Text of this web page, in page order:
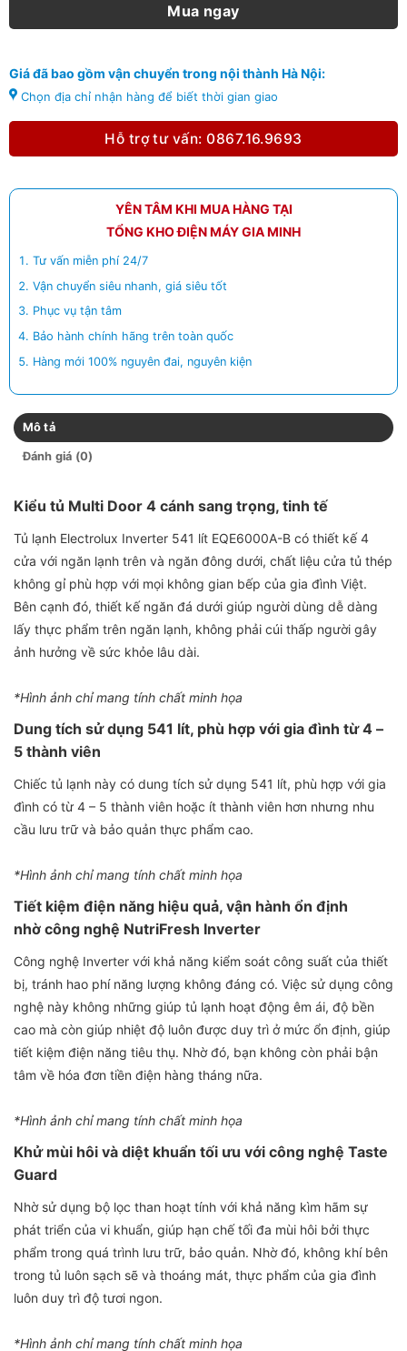
Mua ngay
Giá đã bao gồm vận chuyển trong nội thành Hà Nội:
Chọn địa chỉ nhận hàng để biết thời gian giao
Hỗ trợ tư vấn: 0867.16.9693
YÊN TÂM KHI MUA HÀNG TẠI
TỔNG KHO ĐIỆN MÁY GIA MINH
Tư vấn miễn phí 24/7
Vận chuyển siêu nhanh, giá siêu tốt
Phục vụ tận tâm
Bảo hành chính hãng trên toàn quốc
Hàng mới 100% nguyên đai, nguyên kiện
Mô tả
Đánh giá (0)
Kiểu tủ Multi Door 4 cánh sang trọng, tinh tế
Tủ lạnh Electrolux Inverter 541 lít EQE6000A-B có thiết kế 4
cửa với ngăn lạnh trên và ngăn đông dưới, chất liệu cửa tủ thép
không gỉ phù hợp với mọi không gian bếp của gia đình Việt.
Bên cạnh đó, thiết kế ngăn đá dưới giúp người dùng dễ dàng
lấy thực phẩm trên ngăn lạnh, không phải cúi thấp người gây
ảnh hưởng về sức khỏe lâu dài.
*Hình ảnh chỉ mang tính chất minh họa
Dung tích sử dụng 541 lít, phù hợp với gia đình từ 4 –
5 thành viên
Chiếc tủ lạnh này có dung tích sử dụng 541 lít, phù hợp với gia
đình có từ 4 – 5 thành viên hoặc ít thành viên hơn nhưng nhu
cầu lưu trữ và bảo quản thực phẩm cao.
*Hình ảnh chỉ mang tính chất minh họa
Tiết kiệm điện năng hiệu quả, vận hành ổn định
nhờ công nghệ NutriFresh Inverter
Công nghệ Inverter với khả năng kiểm soát công suất của thiết
bị, tránh hao phí năng lượng không đáng có. Việc sử dụng công
nghệ này không những giúp tủ lạnh hoạt động êm ái, độ bền
cao mà còn giúp nhiệt độ luôn được duy trì ở mức ổn định, giúp
tiết kiệm điện năng tiêu thụ. Nhờ đó, bạn không còn phải bận
tâm về hóa đơn tiền điện hàng tháng nữa.
*Hình ảnh chỉ mang tính chất minh họa
Khử mùi hôi và diệt khuẩn tối ưu với công nghệ Taste
Guard
Nhờ sử dụng bộ lọc than hoạt tính với khả năng kìm hãm sự
phát triển của vi khuẩn, giúp hạn chế tối đa mùi hôi bởi thực
phẩm trong quá trình lưu trữ, bảo quản. Nhờ đó, không khí bên
trong tủ luôn sạch sẽ và thoáng mát, thực phẩm của gia đình
luôn duy trì độ tươi ngon.
*Hình ảnh chỉ mang tính chất minh họa